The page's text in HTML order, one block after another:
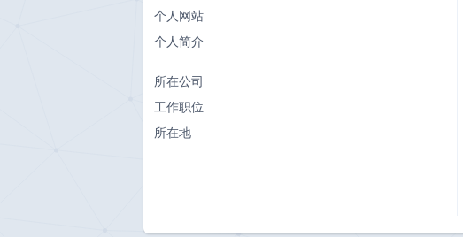
个人网站
个人简介
所在公司
工作职位
所在地